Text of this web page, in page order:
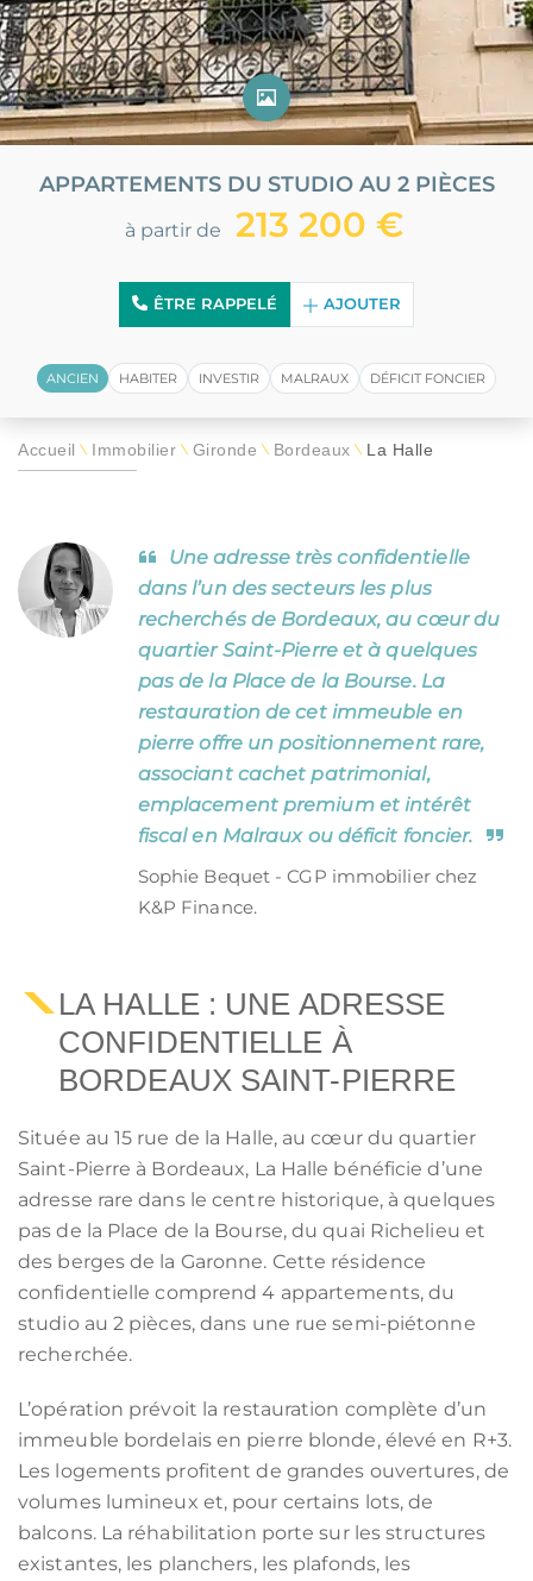
APPARTEMENTS DU STUDIO AU 2 PIÈCES
à partir de 213 200 €
ÊTRE RAPPELÉ AJOUTER
ANCIEN HABITER INVESTIR MALRAUX DÉFICIT FONCIER
Accueil \ Immobilier \ Gironde \ Bordeaux \ La Halle
Une adresse très confidentielle
dans l’un des secteurs les plus
recherchés de Bordeaux, au cœur du
quartier Saint-Pierre et à quelques
pas de la Place de la Bourse. La
restauration de cet immeuble en
pierre offre un positionnement rare,
associant cachet patrimonial,
emplacement premium et intérêt
fiscal en Malraux ou déficit foncier.
Sophie Bequet - CGP immobilier chez
K&P Finance.
LA HALLE : UNE ADRESSE
CONFIDENTIELLE À
BORDEAUX SAINT-PIERRE
Située au 15 rue de la Halle, au cœur du quartier
Saint-Pierre à Bordeaux, La Halle bénéficie d’une
adresse rare dans le centre historique, à quelques
pas de la Place de la Bourse, du quai Richelieu et
des berges de la Garonne. Cette résidence
confidentielle comprend 4 appartements, du
studio au 2 pièces, dans une rue semi-piétonne
recherchée.
L’opération prévoit la restauration complète d’un
immeuble bordelais en pierre blonde, élevé en R+3.
Les logements profitent de grandes ouvertures, de
volumes lumineux et, pour certains lots, de
balcons. La réhabilitation porte sur les structures
existantes, les planchers, les plafonds, les